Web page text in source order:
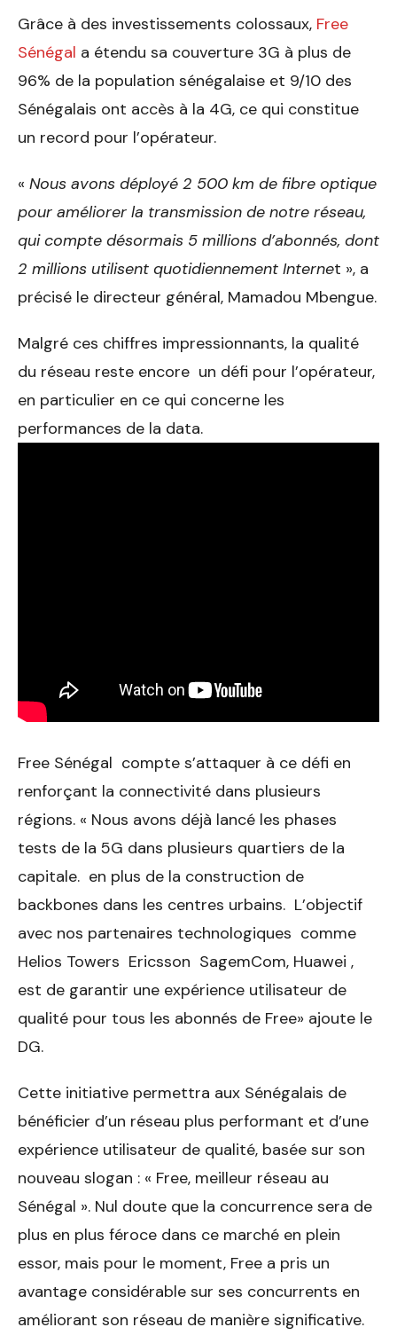
Grâce à des investissements colossaux, Free
Sénégal a étendu sa couverture 3G à plus de
96% de la population sénégalaise et 9/10 des
Sénégalais ont accès à la 4G, ce qui constitue
un record pour l’opérateur.
« Nous avons déployé 2 500 km de fibre optique
pour améliorer la transmission de notre réseau,
qui compte désormais 5 millions d’abonnés, dont
2 millions utilisent quotidiennement Internet », a
précisé le directeur général, Mamadou Mbengue.
Malgré ces chiffres impressionnants, la qualité
du réseau reste encore un défi pour l’opérateur,
en particulier en ce qui concerne les
performances de la data.
Free Sénégal compte s’attaquer à ce défi en
renforçant la connectivité dans plusieurs
régions. « Nous avons déjà lancé les phases
tests de la 5G dans plusieurs quartiers de la
capitale. en plus de la construction de
backbones dans les centres urbains. L’objectif
avec nos partenaires technologiques comme
Helios Towers Ericsson SagemCom, Huawei ,
est de garantir une expérience utilisateur de
qualité pour tous les abonnés de Free» ajoute le
DG.
Cette initiative permettra aux Sénégalais de
bénéficier d’un réseau plus performant et d’une
expérience utilisateur de qualité, basée sur son
nouveau slogan : « Free, meilleur réseau au
Sénégal ». Nul doute que la concurrence sera de
plus en plus féroce dans ce marché en plein
essor, mais pour le moment, Free a pris un
avantage considérable sur ses concurrents en
améliorant son réseau de manière significative.